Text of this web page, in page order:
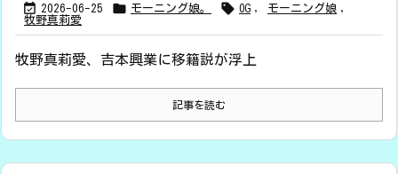
 2026-06-25  モーニング娘。  OG , モーニング娘 ,
牧野真莉愛
牧野真莉愛、吉本興業に移籍説が浮上
記事を読む